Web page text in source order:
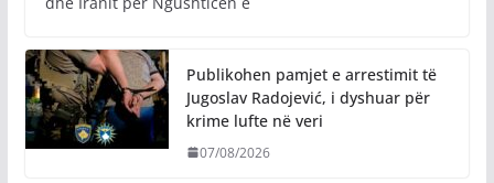
Publikohen pamjet e arrestimit të
Jugoslav Radojević, i dyshuar për
krime lufte në veri
07/08/2026